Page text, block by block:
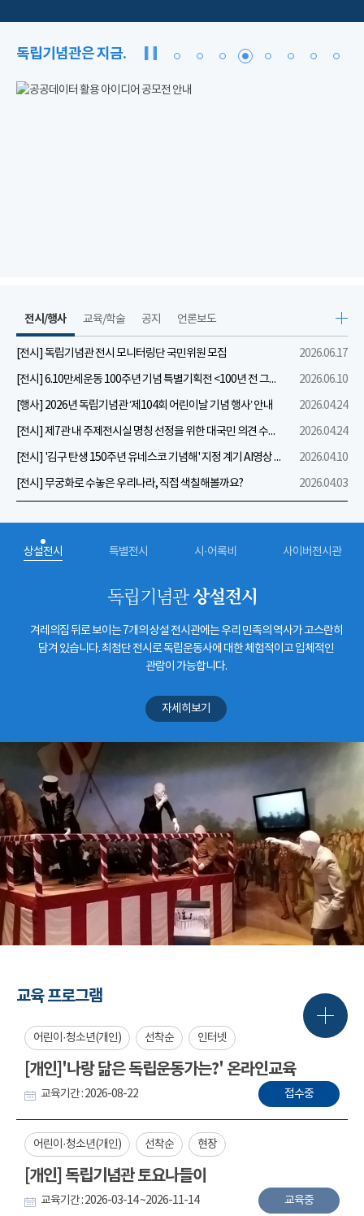
독립기념관은 지금.
전시/행사
[전시] 독립기념관 전시 모니터링단 국민위원 모집
2026.06.17
[전시] 6.10만세운동 100주년 기념 특별기획전 <100년 전 그날을 보다: 6.10만세운동>
2026.06.10
[행사] 2026년 독립기념관 ‘제104회 어린이날 기념 행사’ 안내
2026.04.24
[전시] 제7관 내 주제전시실 명칭 선정을 위한 대국민 의견 수렴 실시
2026.04.24
[전시] '김구 탄생 150주년 유네스코 기념해' 지정 계기 AI영상 국민공모 개최 안내
2026.04.10
[전시] 무궁화로 수놓은 우리나라, 직접 색칠해볼까요?
2026.04.03
교육/학술 공지 언론보도
상설전시 특별전시 시·어록비 사이버전시관
독립기념관상설전시
겨레의집 뒤로 보이는 7개의 상설 전시관에는 우리 민족의 역사가 고스란히
담겨 있습니다. 최첨단 전시로 독립운동사에 대한 체험적이고 입체적인
관람이 가능합니다.
자세히보기
교육 프로그램
어린이·청소년(개인) 선착순 인터넷
[개인]'나랑 닮은 독립운동가는?' 온라인교육
교육기간 : 2026-08-22 접수중
어린이·청소년(개인) 선착순 현장
[개인] 독립기념관 토요나들이
교육기간 : 2026-03-14 ~2026-11-14 교육중